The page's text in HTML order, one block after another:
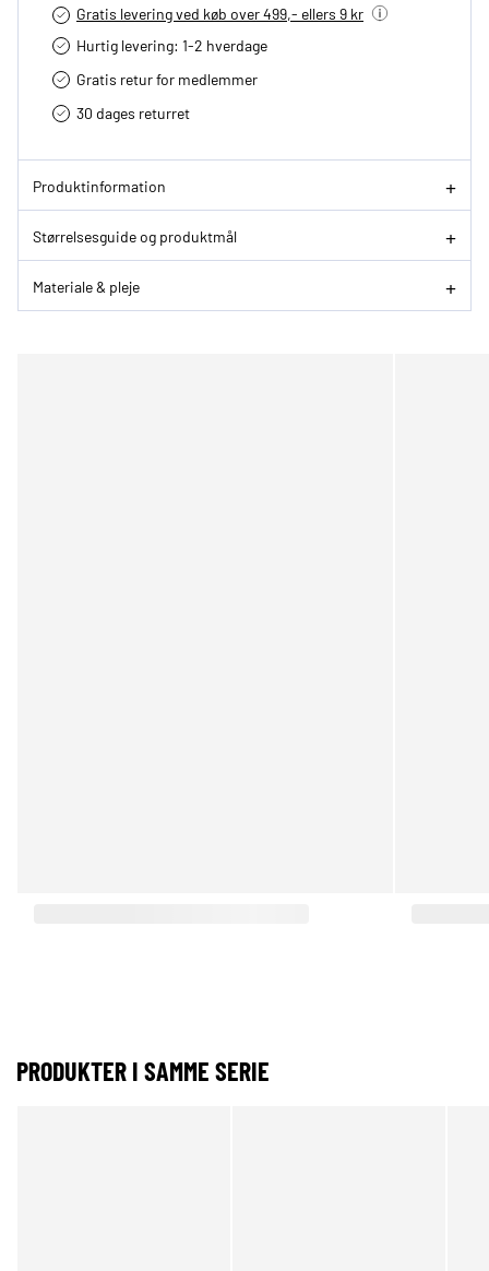
Gratis levering ved køb over 499,- ellers 9 kr
Hurtig levering­: 1-2 hverdage
Gratis retur for medlemmer
30 dages returret
Produktinformation
Størrelsesguide og produktmål
Materiale & pleje
PRODUKTER I SAMME SERIE